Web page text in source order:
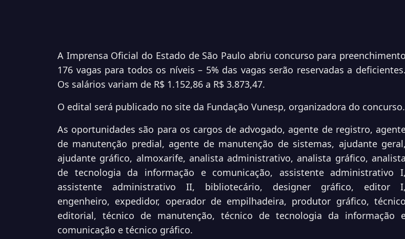
A Imprensa Oficial do Estado de São Paulo abriu concurso para preenchimento
176 vagas para todos os níveis – 5% das vagas serão reservadas a deficientes.
Os salários variam de R$ 1.152,86 a R$ 3.873,47.
O edital será publicado no site da Fundação Vunesp, organizadora do concurso.
As oportunidades são para os cargos de advogado, agente de registro,
de manutenção predial, agente de manutenção de sistemas, ajudante geral,
ajudante gráfico, almoxarife, analista administrativo, analista gráfico, analista
de tecnologia da informação e comunicação, assistente administrativo I,
assistente administrativo II, bibliotecário, designer gráfico, editor I,
engenheiro, expedidor, operador de empilhadeira, produtor gráfico, técnico
editorial, técnico de manutenção, técnico de tecnologia da informação
comunicação e técnico gráfico.